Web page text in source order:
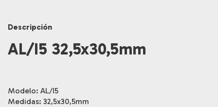
Descripción
AL/I5 32,5x30,5mm
Modelo: AL/I5
Medidas: 32,5x30,5mm